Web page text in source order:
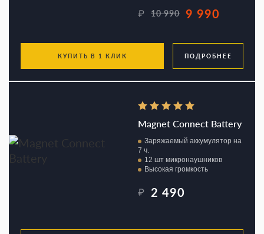
₽ 10 990 9 990
КУПИТЬ В 1 КЛИК ПОДРОБНЕЕ
Magnet Connect Battery
Заряжаемый аккумулятор на
7 ч.
12 шт микронаушников
Высокая громкость
₽ 2 490